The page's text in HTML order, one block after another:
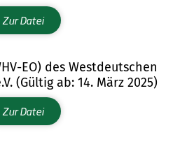
Zur Datei
EO) des Westdeutschen
(Gültig ab: 14. März 2025)
Zur Datei